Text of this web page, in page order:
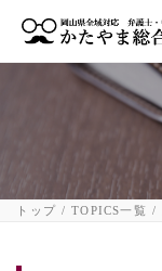
トップ TOPICS一覧